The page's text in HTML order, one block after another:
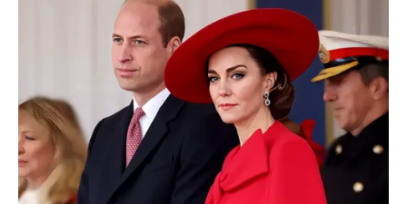
nedovršeno ili je u pitanju samo trenutak nostalgije. Neke
emocije za koje ste verovali da više ne postoje mogle bi
se vratiti mnogo jače nego što očekujete.
Upravo zato će mnogi Rakovi narednih dana mnogo
razmišljati o stvarima koje su ostale nedorečene.